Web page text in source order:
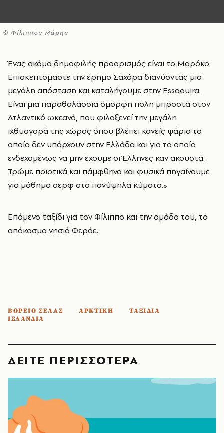
© Φίλιππος Μάρης
Ένας ακόμα δημοφιλής προορισμός είναι το Μαρόκο.
Επισκεπτόμαστε την έρημο Σαχάρα διανύοντας μια
μεγάλη απόσταση και καταλήγουμε στην Essaouira.
Eίναι μια παραθαλάσσια όμορφη πόλη μπροστά στον
Ατλαντικό ωκεανό, που φιλοξενεί την μεγάλη
ιχθυαγορά της χώρας όπου βλέπει κανείς ψάρια τα
οποία δεν υπάρχουν στην Ελλάδα και για τα οποία
ενδεχομένως να μην έχουμε οι Έλληνες καν ακουστά.
Τρώμε ποιοτικά και πάμφθηνα και φυσικά πηγαίνουμε
για μάθημα σερφ στα πανύψηλα κύματα.»
Επόμενο ταξίδι για τον Φίλιππο και την ομάδα του, τα
απόκοσμα νησιά Φερόε.
ΒΟΡΕΙΟ ΣΕΛΑΣ ΑΡΚΤΙΚΗ
ΤΑΞΙΔΙΑ
ΙΣΛΑΝΔΙΑ
ΔΕΙΤΕ ΠΕΡΙΣΣΟΤΕΡΑ